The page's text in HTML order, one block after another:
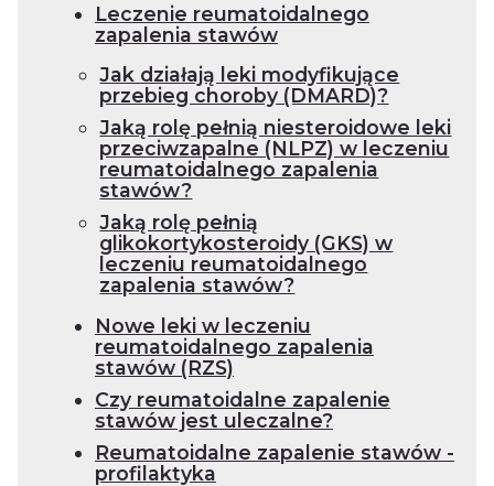
Leczenie reumatoidalnego
zapalenia stawów
Jak działają leki modyfikujące
przebieg choroby (DMARD)?
Jaką rolę pełnią niesteroidowe leki
przeciwzapalne (NLPZ) w leczeniu
reumatoidalnego zapalenia
stawów?
Jaką rolę pełnią
glikokortykosteroidy (GKS) w
leczeniu reumatoidalnego
zapalenia stawów?
Nowe leki w leczeniu
reumatoidalnego zapalenia
stawów (RZS)
Czy reumatoidalne zapalenie
stawów jest uleczalne?
Reumatoidalne zapalenie stawów -
profilaktyka